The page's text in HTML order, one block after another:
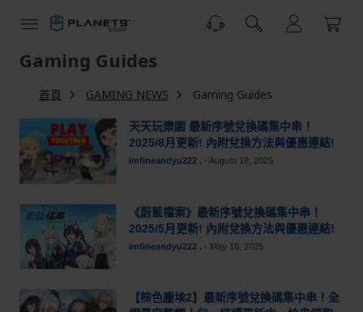
Gaming Guides
首頁 GAMING NEWS Gaming Guides
天天玩樂園 最新序號兌換碼集中串！
2025/8月更新! 內附兌換方法與優惠連結!
imfineandyu222 . - August 18, 2025
《蔚藍檔案》最新序號兌換碼集中串！
2025/5月更新! 內附兌換方法與優惠連結!
imfineandyu222 . - May 16, 2025
【棕色塵埃2】最新序號兌換碼集中串！全